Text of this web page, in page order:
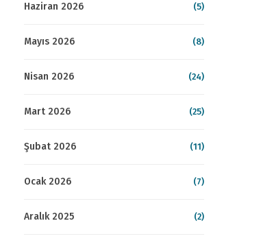
Haziran 2026 (5)
Mayıs 2026 (8)
Nisan 2026 (24)
Mart 2026 (25)
Şubat 2026 (11)
Ocak 2026 (7)
Aralık 2025 (2)